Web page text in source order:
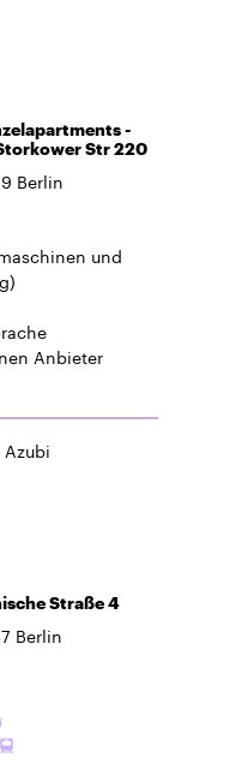
-
Str 220
Berlin
und
Anbieter
Azubi
Straße 4
Berlin